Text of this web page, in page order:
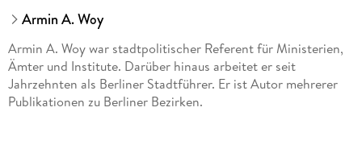
Armin A. Woy
Armin A. Woy war stadtpolitischer Referent für Ministerien,
Ämter und Institute. Darüber hinaus arbeitet er seit
Jahrzehnten als Berliner Stadtführer. Er ist Autor mehrerer
Publikationen zu Berliner Bezirken.